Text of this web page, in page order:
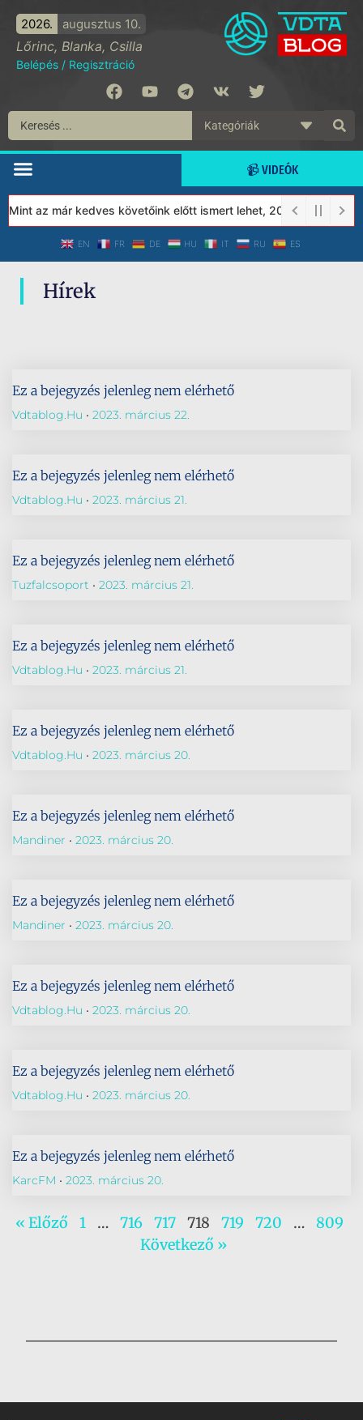
2026. augusztus 10.
Lőrinc, Blanka, Csilla
Belépés / Regisztráció
📹 VIDEÓK
az már kedves követőink előtt ismert lehet, 2023-tól a
EN FR DE HU IT RU ES
Hírek
Ez a bejegyzés jelenleg nem elérhető
Vdtablog.hu 2023. március 22.
Ez a bejegyzés jelenleg nem elérhető
Vdtablog.hu 2023. március 21.
Ez a bejegyzés jelenleg nem elérhető
Tuzfalcsoport 2023. március 21.
Ez a bejegyzés jelenleg nem elérhető
Vdtablog.hu 2023. március 21.
Ez a bejegyzés jelenleg nem elérhető
Vdtablog.hu 2023. március 20.
Ez a bejegyzés jelenleg nem elérhető
Mandiner 2023. március 20.
Ez a bejegyzés jelenleg nem elérhető
Mandiner 2023. március 20.
Ez a bejegyzés jelenleg nem elérhető
Vdtablog.hu 2023. március 20.
Ez a bejegyzés jelenleg nem elérhető
Vdtablog.hu 2023. március 20.
Ez a bejegyzés jelenleg nem elérhető
KarcFM 2023. március 20.
« Előző 1 … 716 717 718 719 720 …
809
Következő »